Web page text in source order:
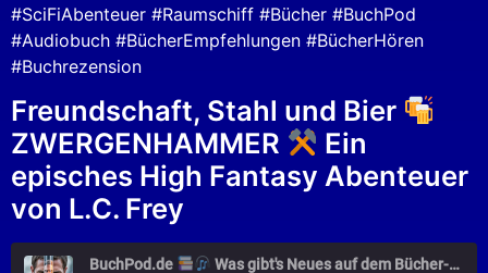
#SciFiAbenteuer #Raumschiff #Bücher #BuchPod
#Audiobuch #BücherEmpfehlungen #BücherHören
#Buchrezension
Freundschaft, Stahl und Bier
ZWERGENHAMMER
Ein
episches High Fantasy Abenteuer
von L.C. Frey
BuchPod.de Was gibt's Neues auf dem Bücher-Markt?